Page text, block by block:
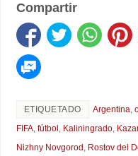
Compartir
ETIQUETADO Argentina,
FIFA, fútbol , Kaliningrado,
Nizhny Novgorod , Rostov del